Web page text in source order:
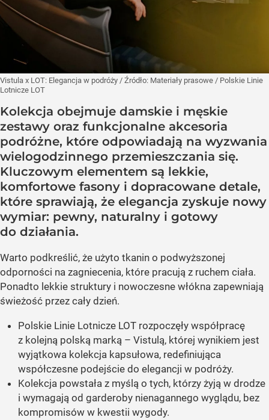
Vistula x LOT: Elegancja w podróży / Źródło: Materiały prasowe / Polskie Linie
Lotnicze LOT
Kolekcja obejmuje damskie i męskie
zestawy oraz funkcjonalne akcesoria
podróżne, które odpowiadają na wyzwania
wielogodzinnego przemieszczania się.
Kluczowym elementem są lekkie,
komfortowe fasony i dopracowane detale,
które sprawiają, że elegancja zyskuje nowy
wymiar: pewny, naturalny i gotowy
do działania.
Warto podkreślić, że użyto tkanin o podwyższonej
odporności na zagniecenia, które pracują z ruchem ciała.
Ponadto lekkie struktury i nowoczesne włókna zapewniają
świeżość przez cały dzień.
Polskie Linie Lotnicze LOT rozpoczęły współpracę
z kolejną polską marką – Vistulą, której wynikiem jest
wyjątkowa kolekcja kapsułowa, redefiniująca
współczesne podejście do elegancji w podróży.
Kolekcja powstała z myślą o tych, którzy żyją w drodze
i wymagają od garderoby nienagannego wyglądu, bez
kompromisów w kwestii wygody.